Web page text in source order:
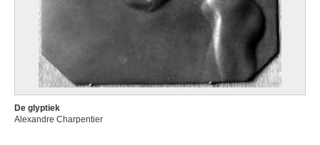
De glyptiek
Alexandre Charpentier